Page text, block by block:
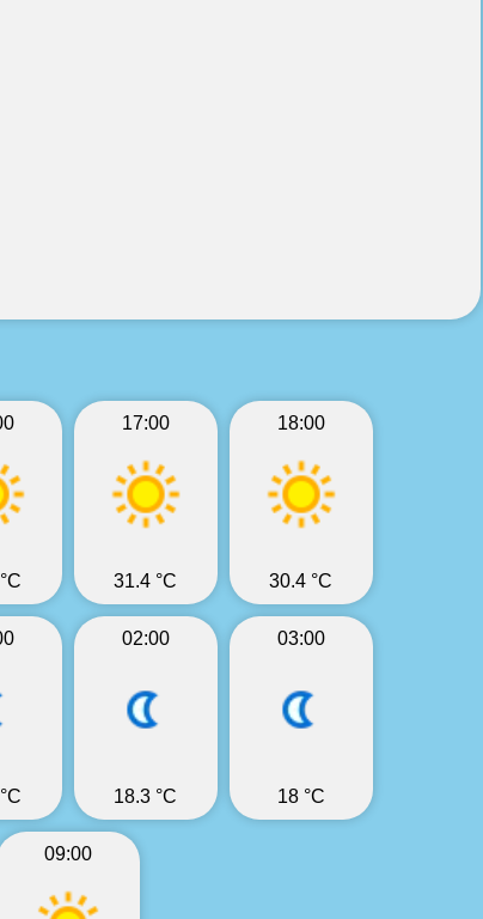
17:00
31.4 °C
18:00
30.4 °C
02:00
18.3 °C
03:00
18 °C
09:00